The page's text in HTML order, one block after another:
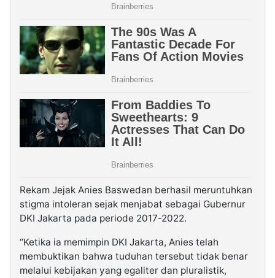
Rekam Jejak Anies Baswedan berhasil meruntuhkan
stigma intoleran sejak menjabat sebagai Gubernur
DKI Jakarta pada periode 2017-2022.
“Ketika ia memimpin DKI Jakarta, Anies telah
membuktikan bahwa tuduhan tersebut tidak benar
melalui kebijakan yang egaliter dan pluralistik,